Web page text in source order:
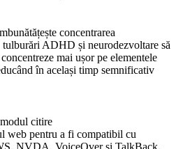
concentrarea
ADHD și neurodezvoltare să
mai ușor pe elementele
în același timp semnificativ
citire
web pentru a fi compatibil cu
NVDA, VoiceOver și TalkBack.